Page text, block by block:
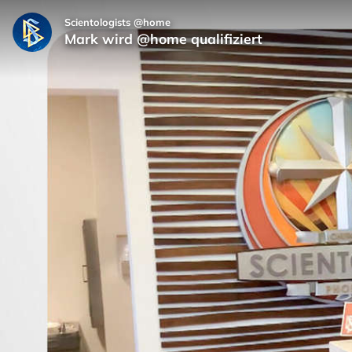
Scientologists @home
Mark wird @home qualifiziert